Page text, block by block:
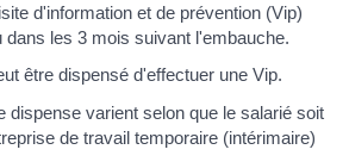
d'information et de prévention (Vip)
dans les 3 mois suivant l'embauche.
être dispensé d'effectuer une Vip.
dispense varient selon que le salarié soit
de travail temporaire (intérimaire)